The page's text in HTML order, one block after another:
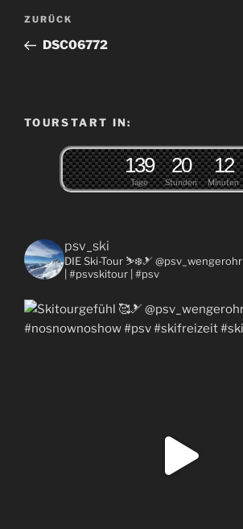
Beitragsnavigation
Vorheriger
Beitrag
ZURÜCK
DSC06772
TOURSTART IN:
Tage
139
Stunden
20
Minuten
12
psv_ski
DIE Ski-Tour ⛷❄️🎿 @psv_wengerohr
| #psvskitour | #psv